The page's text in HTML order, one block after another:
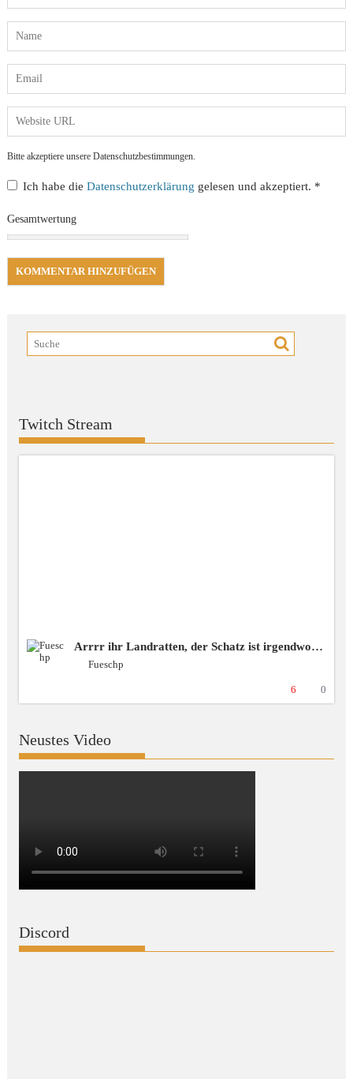
Bitte akzeptiere unsere Datenschutzbestimmungen.
Ich habe dieDatenschutzerklärung gelesen und akzeptiert. *
Gesamtwertung
Twitch Stream
Arrrr ihr Landratten, der Schatz ist irgendwo da draussen! ❗️spende❗️blubbercast❗️Discord ❗️BSG [+18 GER]
Fueschp
6 0
Neustes Video
Discord